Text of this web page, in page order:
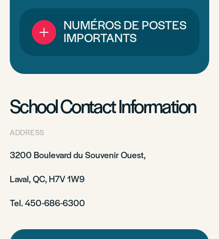
NUMÉROS DE POSTES
IMPORTANTS
School Contact Information
ADDRESS
3200 Boulevard du Souvenir Ouest,
Laval, QC, H7V 1W9
Tel. 450-686-6300